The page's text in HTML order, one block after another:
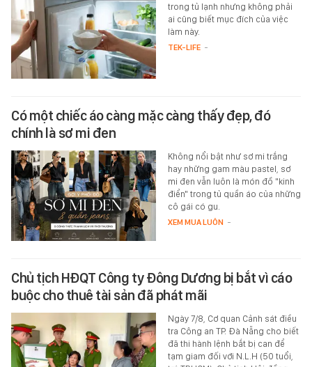
trong tủ lạnh nhưng không phải
ai cũng biết mục đích của việc
làm này.
TEK-LIFE -
Có một chiếc áo càng mặc càng thấy đẹp, đó
chính là sơ mi đen
Không nổi bật như sơ mi trắng
hay những gam màu pastel, sơ
mi đen vẫn luôn là món đồ "kinh
điển" trong tủ quần áo của những
cô gái có gu.
XEM MUA LUÔN -
Chủ tịch HĐQT Công ty Đông Dương bị bắt vì cáo
buộc cho thuê tài sản đã phát mãi
Ngày 7/8, Cơ quan Cảnh sát điều
tra Công an TP. Đà Nẵng cho biết
đã thi hành lệnh bắt bị can để
tạm giam đối với N.L.H (50 tuổi,